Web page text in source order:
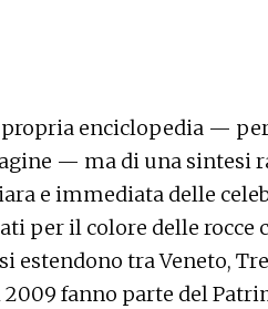
enciclopedia —
— ma di una sintesi
e immediata delle
per il colore delle rocce
estendono tra Veneto,
2009 fanno parte del